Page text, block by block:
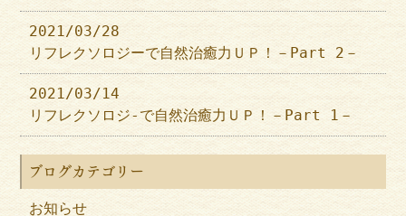
2021/03/28
リフレクソロジーで自然治癒力ＵＰ！－Part 2－
2021/03/14
リフレクソロジ-で自然治癒力ＵＰ！－Part 1－
ブログカテゴリー
お知らせ